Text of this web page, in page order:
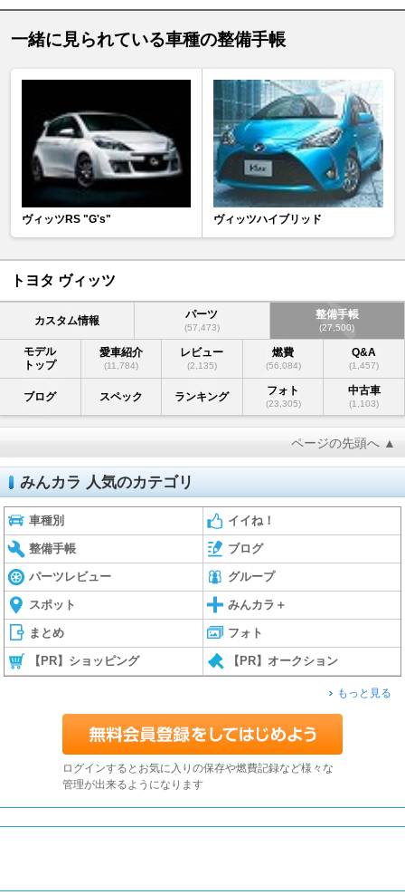
一緒に見られている車種の整備手帳
ヴィッツRS "G's" ヴィッツハイブリッド
トヨタ ヴィッツ
カスタム情報 パーツ
(57,473)
整備手帳
(27,500)
モデル
トップ
愛車紹介
(11,784)
レビュー
(2,135)
燃費
(56,084)
Q&A
(1,457)
ブログ スペック ランキング フォト
(23,305)
中古車
(1,103)
ページの先頭へ ▲
みんカラ 人気のカテゴリ
車種別 イイね！
整備手帳 ブログ
パーツレビュー グループ
スポット みんカラ＋
まとめ フォト
【PR】ショッピング 【PR】オークション
もっと見る
ログインするとお気に入りの保存や燃費記録など様々な
管理が出来るようになります